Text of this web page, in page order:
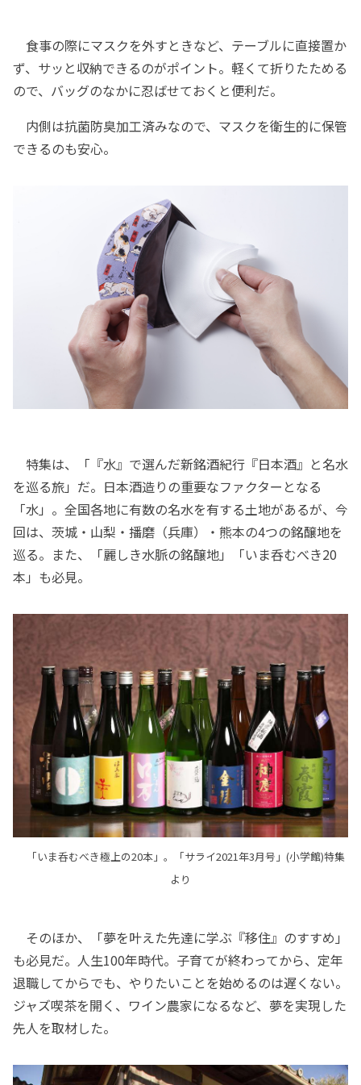
食事の際にマスクを外すときなど、テーブルに直接置か
ず、サッと収納できるのがポイント。軽くて折りたためる
ので、バッグのなかに忍ばせておくと便利だ。
内側は抗菌防臭加工済みなので、マスクを衛生的に保管
できるのも安心。
特集は、「『水』で選んだ新銘酒紀行『日本酒』と名水
を巡る旅」だ。日本酒造りの重要なファクターとなる
「水」。全国各地に有数の名水を有する土地があるが、今
回は、茨城・山梨・播磨（兵庫）・熊本の4つの銘醸地を
巡る。また、「麗しき水脈の銘醸地」「いま呑むべき20
本」も必見。
「いま呑むべき極上の20本」。「サライ2021年3月号」(小学館)特集
より
そのほか、「夢を叶えた先達に学ぶ『移住』のすすめ」
も必見だ。人生100年時代。子育てが終わってから、定年
退職してからでも、やりたいことを始めるのは遅くない。
ジャズ喫茶を開く、ワイン農家になるなど、夢を実現した
先人を取材した。